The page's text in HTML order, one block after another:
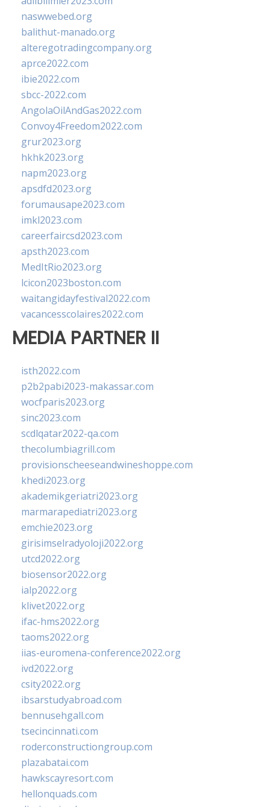
naswwebed.org
balithut-manado.org
alteregotradingcompany.org
aprce2022.com
ibie2022.com
sbcc-2022.com
AngolaOilAndGas2022.com
Convoy4Freedom2022.com
grur2023.org
hkhk2023.org
napm2023.org
apsdfd2023.org
forumausape2023.com
imkl2023.com
careerfaircsd2023.com
apsth2023.com
MedItRio2023.org
lcicon2023boston.com
waitangidayfestival2022.com
vacancesscolaires2022.com
MEDIA PARTNER II
isth2022.com
p2b2pabi2023-makassar.com
wocfparis2023.org
sinc2023.com
scdlqatar2022-qa.com
thecolumbiagrill.com
provisionscheeseandwineshoppe.com
khedi2023.org
akademikgeriatri2023.org
marmarapediatri2023.org
emchie2023.org
girisimselradyoloji2022.org
utcd2022.org
biosensor2022.org
ialp2022.org
klivet2022.org
ifac-hms2022.org
taoms2022.org
iias-euromena-conference2022.org
ivd2022.org
csity2022.org
ibsarstudyabroad.com
bennusehgall.com
tsecincinnati.com
roderconstructiongroup.com
plazabatai.com
hawkscayresort.com
hellonquads.com